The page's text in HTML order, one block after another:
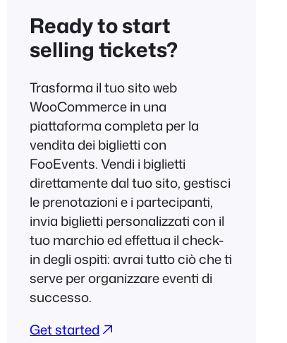
Ready to start
selling tickets?
Trasforma il tuo sito web
WooCommerce in una
piattaforma completa per la
vendita dei biglietti con
FooEvents. Vendi i biglietti
direttamente dal tuo sito, gestisci
le prenotazioni e i partecipanti,
invia biglietti personalizzati con il
tuo marchio ed effettua il check-
in degli ospiti: avrai tutto ciò che ti
serve per organizzare eventi di
successo.
Get started